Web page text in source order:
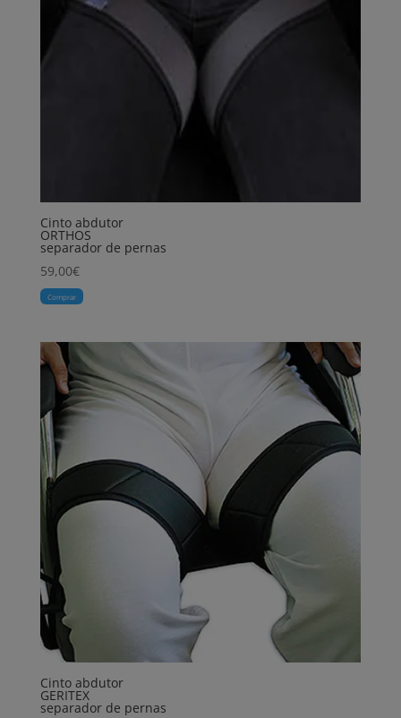
Cinto abdutor
ORTHOS
separador de pernas
59,00€
Comprar
Cinto abdutor
GERITEX
separador de pernas